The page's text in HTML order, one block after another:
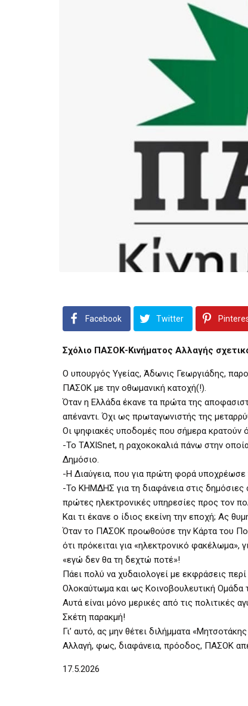
Facebook Twitter
Σχόλιο ΠΑΣΟΚ-Κινήματος Αλλαγής
Ο υπουργός Υγείας, Άδωνις Γεωργιάδης,
ΠΑΣΟΚ με την οθωμανική κατοχή(!).
Όταν η Ελλάδα έκανε τα πρώτα της
απέναντι. Όχι ως πρωταγωνιστής της
Οι ψηφιακές υποδομές που σήμερα κρατούν
-Το TAXISnet, η ραχοκοκαλιά πάνω στην
Δημόσιο.
-Η Διαύγεια, που για πρώτη φορά υποχρέωσε
-Το ΚΗΜΔΗΣ για τη διαφάνεια στις
πρώτες ηλεκτρονικές υπηρεσίες προς τον
Και τι έκανε ο ίδιος εκείνη την εποχή; Ας
Όταν το ΠΑΣΟΚ προωθούσε την Κάρτα του
ότι πρόκειται για «ηλεκτρονικό φακέλωμα»,
«εγώ δεν θα τη δεχτώ ποτέ»!
Πάει πολύ να χυδαιολογεί με εκφράσεις
Ολοκαύτωμα και ως Κοινοβουλευτική
Αυτά είναι μόνο μερικές από τις πολιτικές
Σκέτη παρακμή!
Γι’ αυτό, ας μην θέτει διλήμματα
Αλλαγή, φως, διαφάνεια, πρόοδος, ΠΑΣΟΚ
17.5.2026